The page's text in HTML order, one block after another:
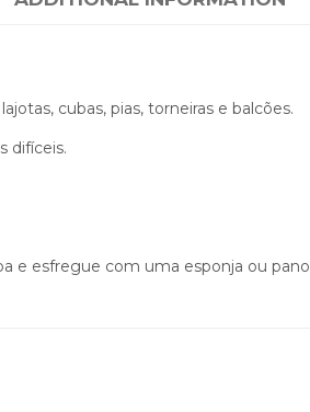
cubas, pias, torneiras e balcões.
difíceis.
e esfregue com uma esponja ou